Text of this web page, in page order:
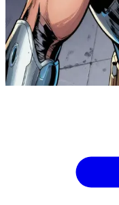
El Guardián de Hierro
villanos de alta
nuevo aliado o recluta
tecnológico para unirse a
Show more